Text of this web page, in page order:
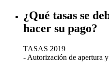
¿Qué tasas se
hacer su pago?
TASAS 2019
- Autorización de apertura